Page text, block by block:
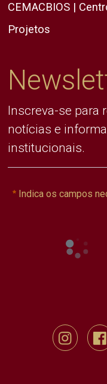
CEMACBIOS |
Projetos
Inscreva-se para
notícias e
institucionais.
Indica os campos